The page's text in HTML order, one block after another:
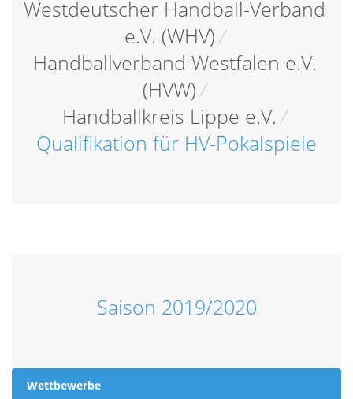
Westdeutscher Handball-Verband
e.V. (WHV)/
Handballverband Westfalen e.V.
(HVW)/
Handballkreis Lippe e.V. /
Qualifikation für HV-Pokalspiele
Saison 2019/2020
Wettbewerbe